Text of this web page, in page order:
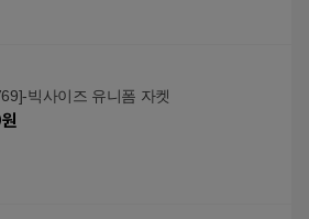
빅사이즈 유니폼 자켓
원